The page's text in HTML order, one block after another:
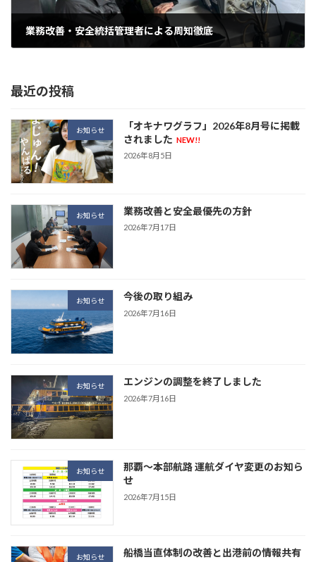
業務改善・安全統括管理者による周知徹底
最近の投稿
お知らせ
「オキナワグラフ」2026年8月号に掲載
されました NEW!!
2026年8月5日
お知らせ 業務改善と安全最優先の方針
2026年7月17日
お知らせ 今後の取り組み
2026年7月16日
お知らせ エンジンの調整を終了しました
2026年7月16日
お知らせ
那覇～本部航路 運航ダイヤ変更のお知ら
せ
2026年7月15日
お知らせ 船橋当直体制の改善と出港前の情報共有